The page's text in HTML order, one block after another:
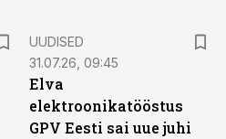
UUDISED
31.07.26, 09:45
Elva
elektroonikatööstus
GPV Eesti sai uue juhi